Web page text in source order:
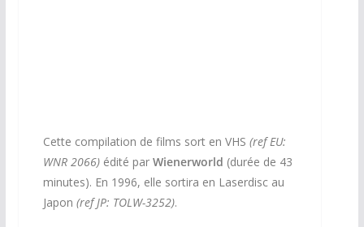
Cette compilation de films sort en VHS (ref EU:
WNR 2066)édité par Wienerworld (durée de 43
minutes). En 1996, elle sortira en Laserdisc au
Japon (ref JP: TOLW-3252).